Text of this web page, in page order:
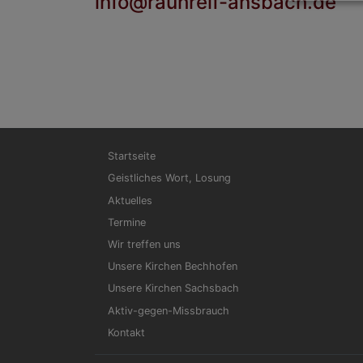
Hauptnavigation
Startseite
Geistliches Wort, Losung
Aktuelles
Termine
Wir treffen uns
Unsere Kirchen Bechhofen
Unsere Kirchen Sachsbach
Aktiv-gegen-Missbrauch
Kontakt